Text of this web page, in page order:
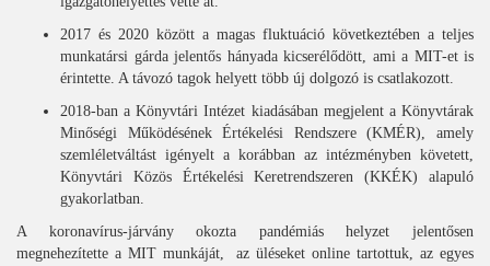
2017 és 2020 között a magas fluktuáció következtében a teljes
munkatársi gárda jelentős hányada kicserélődött, ami a MIT-et is
érintette. A távozó tagok helyett több új dolgozó is csatlakozott.
2018-ban a Könyvtári Intézet kiadásában megjelent a Könyvtárak
Minőségi Működésének Értékelési Rendszere (KMÉR), amely
szemléletváltást igényelt a korábban az intézményben követett,
Könyvtári Közös Értékelési Keretrendszeren (KKÉK) alapuló
gyakorlatban.
A koronavírus-járvány okozta pandémiás helyzet jelentősen
megnehezítette a MIT munkáját, az üléseket online tartottuk, az egyes